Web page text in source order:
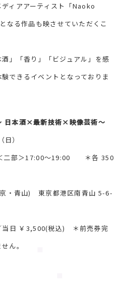
ィアアーティスト「Naoko
なる作品も映させていただくこ
」「香り」「ビジュアル」を感
できるイベントとなっておりま
日本酒×最新技術×映像芸術～
）
部＞17:00～19:00 ＊各 350
・青山) 東京都港区南青山 5-6-
当日 ￥3,500(税込) ＊前売券完
ん。